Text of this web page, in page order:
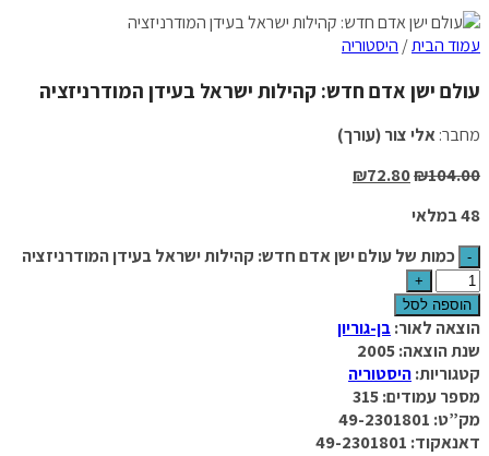
עמוד הבית/ היסטוריה
עולם ישן אדם חדש: קהילות ישראל בעידן המודרניזציה
מחבר:אלי צור (עורך)
₪104.00
₪72.80
48 במלאי
כמות של עולם ישן אדם חדש: קהילות ישראל בעידן המודרניזציה
הוספה לסל
הוצאה לאור:בן-גוריון
שנת הוצאה: 2005
קטגוריות:היסטוריה
מספר עמודים: 315
מק”ט: 49-2301801
דאנאקוד: 49-2301801